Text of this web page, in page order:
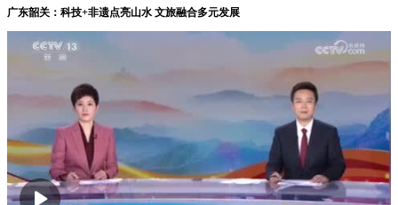
广东韶关：科技+非遗点亮山水 文旅融合多元发展